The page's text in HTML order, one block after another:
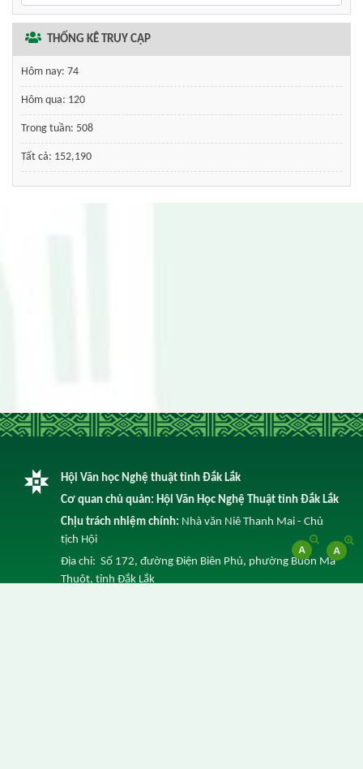
THỐNG KÊ TRUY CẬP
Hôm nay: 74
Hôm qua: 120
Trong tuần: 508
Tất cả: 152,190
Hội Văn học Nghệ thuật tỉnh Đắk Lắk
Cơ quan chủ quản: Hội Văn Học Nghệ Thuật tỉnh Đắk Lắk
Chịu trách nhiệm chính: Nhà văn Niê Thanh Mai - Chủ
tịch Hội
Địa chỉ: Số 172, đường Điện Biên Phủ, phường Buôn Ma
Thuột, tỉnh Đắk Lắk